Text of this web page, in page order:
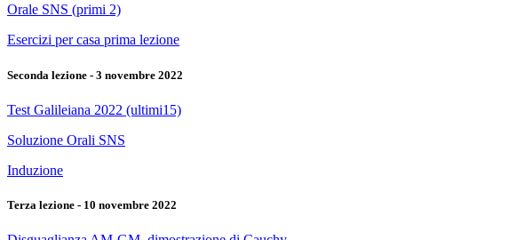
Orale SNS (primi 2)
Esercizi per casa prima lezione
Seconda lezione - 3 novembre 2022
Test Galileiana 2022 (ultimi15)
Soluzione Orali SNS
Induzione
Terza lezione - 10 novembre 2022